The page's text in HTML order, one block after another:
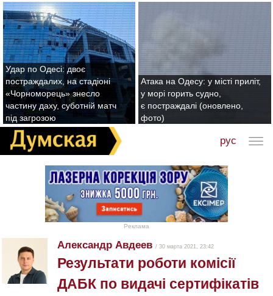
Удар по Одесі: двоє
постраждалих, на стадіоні
«Чорноморець» знесло
частину даху, суботній матч
під загрозою
Атака на Одесу: у місті приліт,
у морі горить судно,
є постраждалі (оновлено,
фото)
рус
Реклама
Алeксандр Aвдеев / 30 марта 2021, 23:42
Результати роботи комісії
ДАБК по видачі сертифікатів